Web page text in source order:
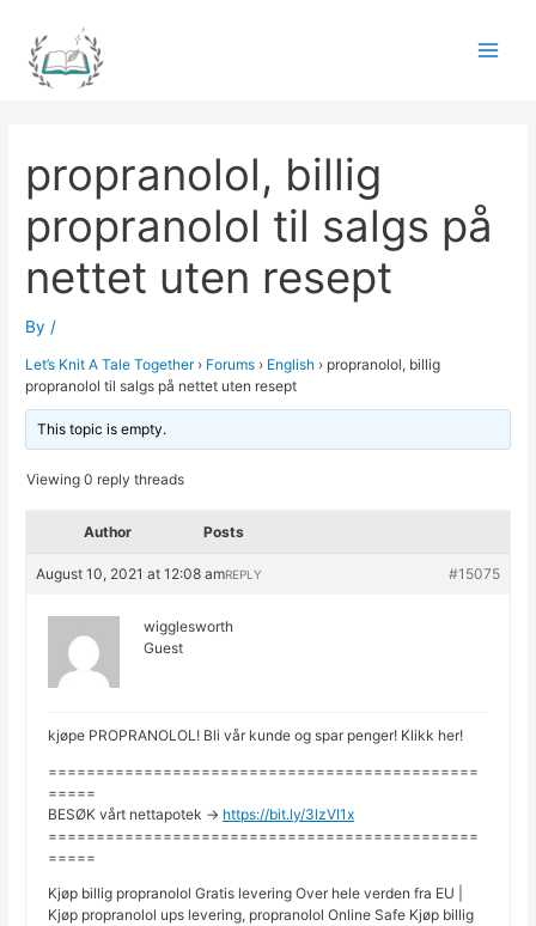
content
propranolol, billig
propranolol til salgs på
nettet uten resept
By /
Let’s Knit A Tale Together › Forums › English › propranolol, billig
propranolol til salgs på nettet uten resept
This topic is empty.
Viewing 0 reply threads
Author Posts
August 10, 2021 at 12:08 am #15075
REPLY
wigglesworth
Guest
kjøpe PROPRANOLOL! Bli vår kunde og spar penger! Klikk her!
=============================================
=====
BESØK vårt nettapotek -> https://bit.ly/3lzVI1x
=============================================
=====
Kjøp billig propranolol Gratis levering Over hele verden fra EU |
Kjøp propranolol ups levering, propranolol Online Safe Kjøp billig